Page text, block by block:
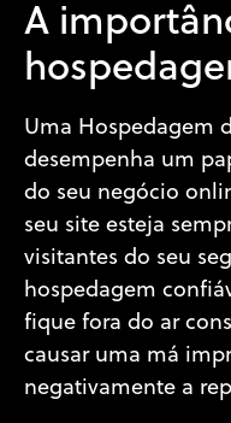
A
Uma Hospedagem
desempenha um
do seu negócio
seu site esteja
visitantes do seu
hospedagem
fique fora do ar
causar uma má
negativamente a